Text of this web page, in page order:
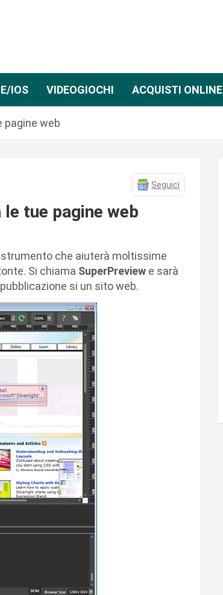
IOS VIDEOGIOCHI ACQUISTI ONLINE
pagine web
Seguici
tue pagine web
che aiuterà moltissime
Si chiama SuperPreview e sarà
si un sito web.